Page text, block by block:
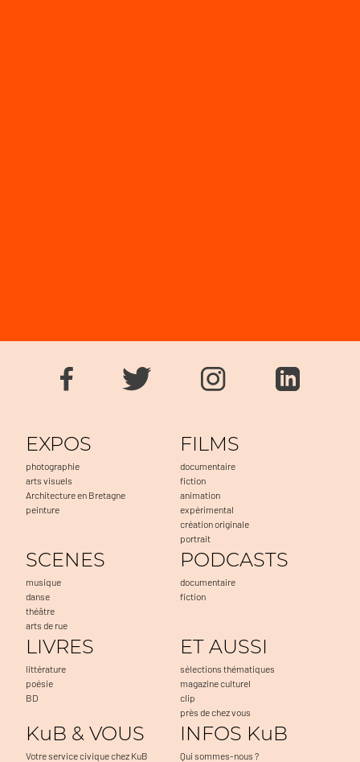
EXPOS
photographie
arts visuels
Architecture en Bretagne
peinture
FILMS
documentaire
fiction
animation
expérimental
création originale
portrait
SCENES
musique
danse
théâtre
arts de rue
PODCASTS
documentaire
fiction
LIVRES
littérature
poésie
BD
ET AUSSI
sélections thématiques
magazine culturel
clip
près de chez vous
KuB & VOUS
Votre service civique chez KuB
INFOS KuB
Qui sommes-nous ?